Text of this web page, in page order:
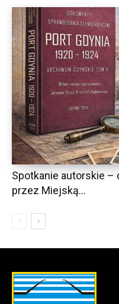
Spotkanie autorskie –
przez Miejską...